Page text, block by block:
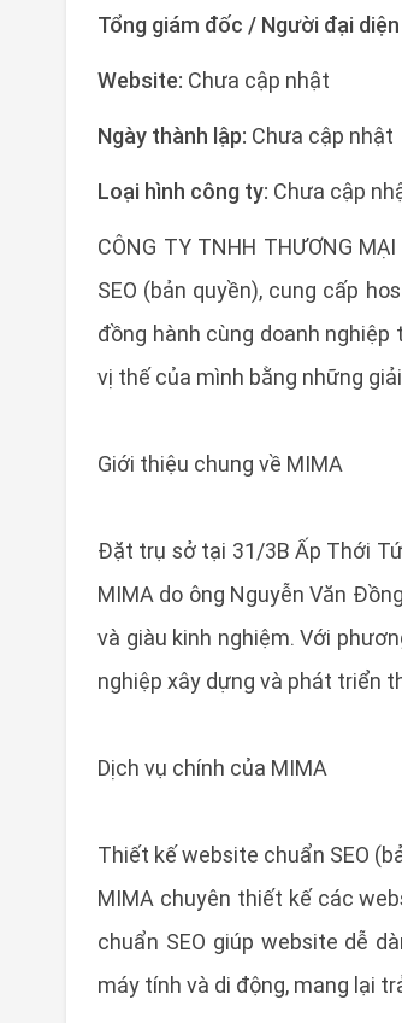
Tổng giám đốc / Người đại
Website: Chưa cập nhật
Ngày thành lập: Chưa cập nhật
Loại hình công ty: Chưa cập
CÔNG TY TNHH THƯƠNG
SEO (bản quyền), cung cấp
đồng hành cùng doanh
vị thế của mình bằng những
Giới thiệu chung về MIMA
Đặt trụ sở tại 31/3B Ấp Thới
MIMA do ông Nguyễn Văn
và giàu kinh nghiệm. Với
nghiệp xây dựng và phát triển
Dịch vụ chính của MIMA
Thiết kế website chuẩn SEO
MIMA chuyên thiết kế các
chuẩn SEO giúp website dễ
máy tính và di động, mang lại